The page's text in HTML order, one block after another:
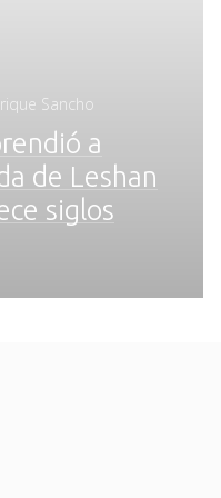
Sancho
a
de Leshan
siglos